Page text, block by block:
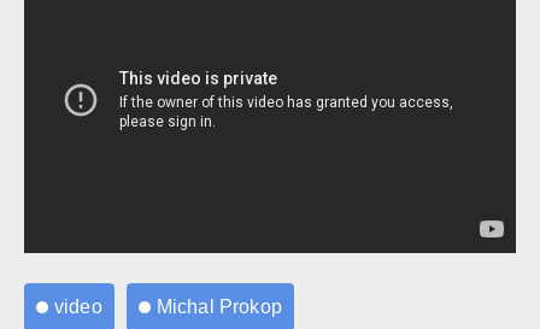
video Michal Prokop